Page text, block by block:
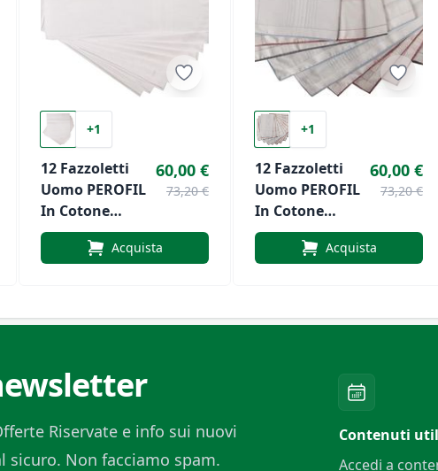
+1
12 Fazzoletti
Uomo PEROFIL
In Cotone
Scatola
Cm.45x45
Bianco
60,00 €
73,20 €
Acquista
+1
12 Fazzoletti
Uomo PEROFIL
In Cotone
Scatola
Cm.45x45
Fondo Bianco
60,00 €
73,20 €
Acquista
Riservate e info sui nuovi
sicuro. Non facciamo spam.
Contenuti
Accedi a